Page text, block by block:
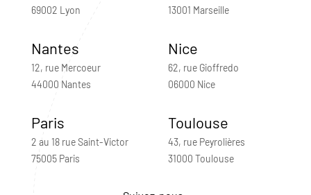
69002 Lyon
13001 Marseille
Nantes
12, rue Mercoeur
44000 Nantes
Nice
62, rue Gioffredo
06000 Nice
Paris
2 au 18 rue Saint-Victor
75005 Paris
Toulouse
43, rue Peyrolières
31000 Toulouse